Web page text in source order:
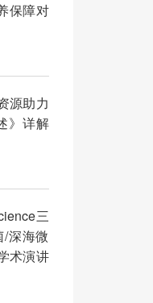
保障对
源助力
》详解
三
深海微
术演讲